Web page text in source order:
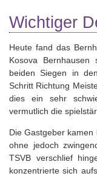
Wichtiger
Heute fand das
Kosova
beiden Siegen in
Schritt Richtung
dies ein sehr
vermutlich die
Die Gastgeber
ohne jedoch
TSVB verschlief
konzentrierte sich